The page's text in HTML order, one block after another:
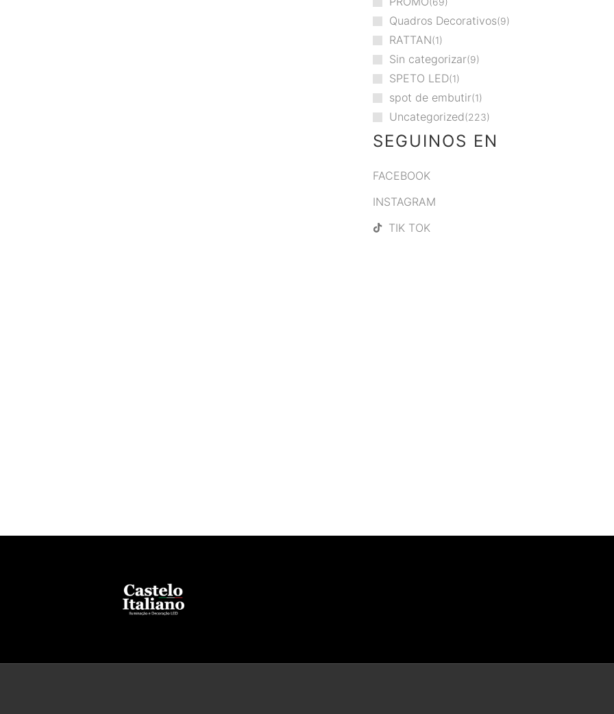
Quadros Decorativos 9
RATTAN 1
Sin categorizar 9
SPETO LED 1
spot de embutir 1
Uncategorized 223
SEGUINOS EN
FACEBOOK
INSTAGRAM
TIK TOK